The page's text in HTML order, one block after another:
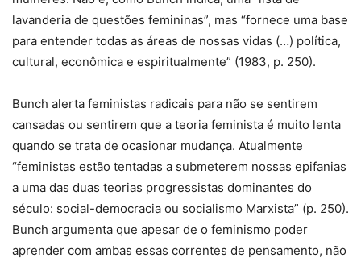
lavanderia de questões femininas”, mas “fornece uma base
para entender todas as áreas de nossas vidas (…) política,
cultural, econômica e espiritualmente” (1983, p. 250).
Bunch alerta feministas radicais para não se sentirem
cansadas ou sentirem que a teoria feminista é muito lenta
quando se trata de ocasionar mudança. Atualmente
“feministas estão tentadas a submeterem nossas epifanias
a uma das duas teorias progressistas dominantes do
século: social-democracia ou socialismo Marxista” (p. 250).
Bunch argumenta que apesar de o feminismo poder
aprender com ambas essas correntes de pensamento, não